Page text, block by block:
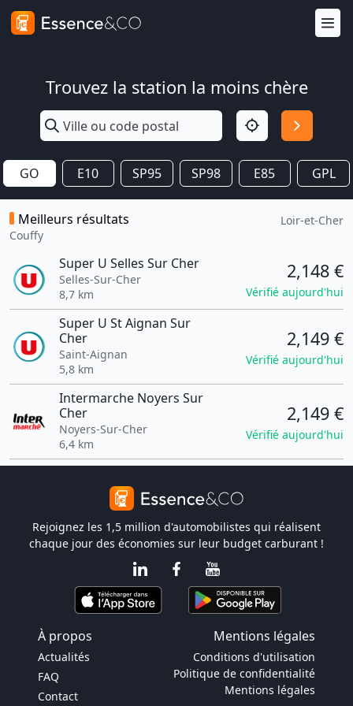
Trouvez la station la moins chère
GO E10 SP95 SP98 E85 GPL
Meilleurs résultats
Couffy
Loir-et-Cher
Super U Selles Sur Cher
Selles-Sur-Cher
8,7 km
2,148 €
Vérifié aujourd'hui
Super U St Aignan Sur
Cher
Saint-Aignan
5,8 km
2,149 €
Vérifié aujourd'hui
Intermarche Noyers Sur
Cher
Noyers-Sur-Cher
6,4 km
2,149 €
Vérifié aujourd'hui
Rejoignez les 1,5 million d'automobilistes qui réalisent
chaque jour des économies sur leur budget carburant !
À propos Mentions légales
Actualités
FAQ
Contact
Conditions d'utilisation
Politique de confidentialité
Mentions légales